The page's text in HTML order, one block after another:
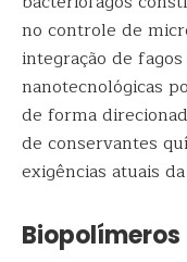
no controle de
integração de
nanotecnológicas
de forma
de conservantes
exigências atuais
Biopolímeros